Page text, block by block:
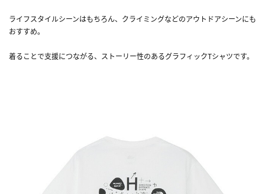
ライフスタイルシーンはもちろん、クライミングなどのアウトドアシーンにも
おすすめ。
着ることで支援につながる、ストーリー性のあるグラフィックTシャツです。